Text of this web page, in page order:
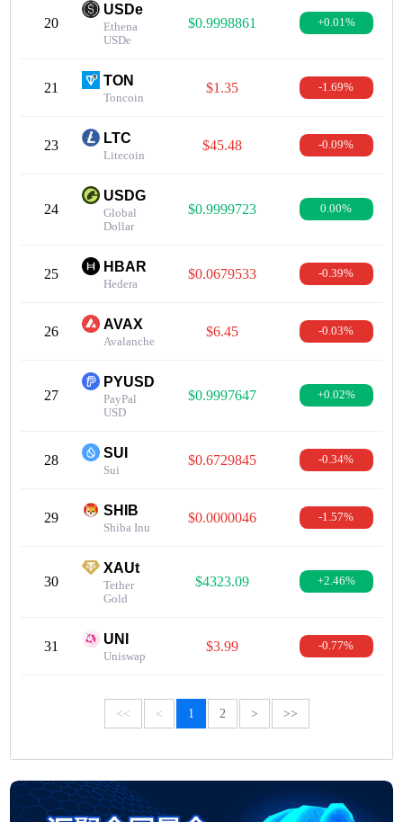
20
USDe
Ethena
USDe
$0.9998861 +0.01%
21 TON
Toncoin
$1.35 -1.69%
23 LTC
Litecoin
$45.48 -0.09%
24
USDG
Global
Dollar
$0.9999723 0.00%
25 HBAR
Hedera
$0.0679533 -0.39%
26 AVAX
Avalanche
$6.45 -0.03%
27
PYUSD
PayPal
USD
$0.9997647 +0.02%
28 SUI
Sui
$0.6729845 -0.34%
29 SHIB
Shiba Inu
$0.0000046 -1.57%
30
XAUt
Tether
Gold
$4323.09 +2.46%
31 UNI
Uniswap
$3.99 -0.77%
<< < 1 2 > >>